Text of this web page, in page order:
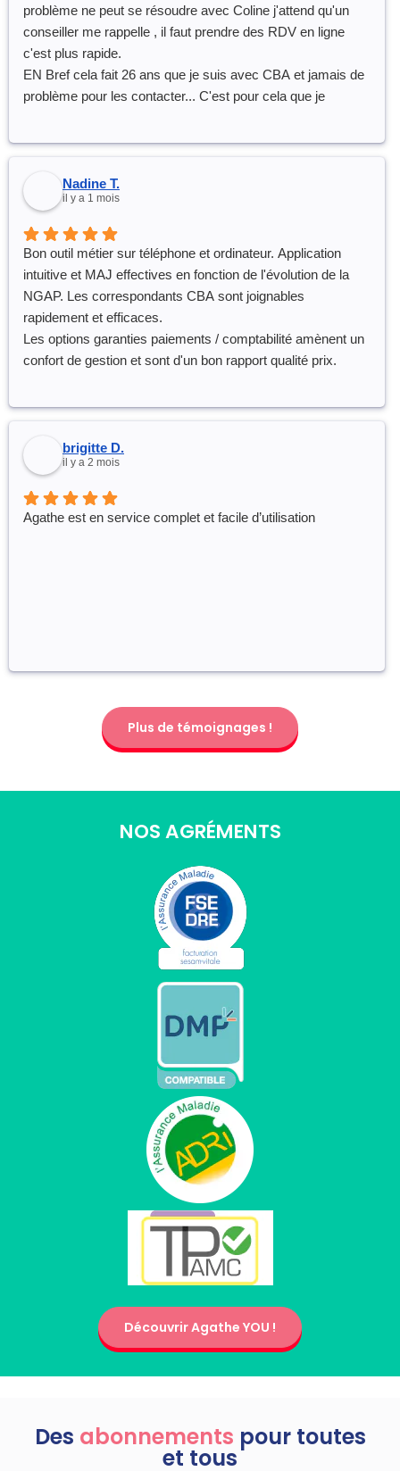
problème ne peut se résoudre avec Coline j'attend qu'un
conseiller me rappelle , il faut prendre des RDV en ligne
c'est plus rapide.
EN Bref cela fait 26 ans que je suis avec CBA et jamais de
problème pour les contacter... C'est pour cela que je
Nadine T.
il y a 1 mois
Bon outil métier sur téléphone et ordinateur. Application
intuitive et MAJ effectives en fonction de l'évolution de la
NGAP. Les correspondants CBA sont joignables
rapidement et efficaces.
Les options garanties paiements / comptabilité amènent un
confort de gestion et sont d'un bon rapport qualité prix.
brigitte D.
il y a 2 mois
Agathe est en service complet et facile d’utilisation
Plus de témoignages !
NOS AGRÉMENTS
Découvrir Agathe YOU !
Des abonnements pour toutes
et tous